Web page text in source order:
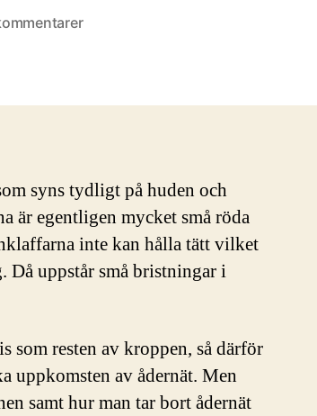
till
syns tydligt på huden och
är egentligen mycket små röda
inte kan hålla tätt vilket
uppstår små bristningar i
som resten av kroppen, så därför
uppkomsten av ådernät. Men
samt hur man tar bort ådernät